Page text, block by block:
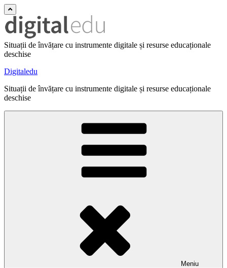
Situații de învățare cu instrumente digitale și resurse educaționale
deschise
Digitaledu
Situații de învățare cu instrumente digitale și resurse educaționale
deschise
Meniu